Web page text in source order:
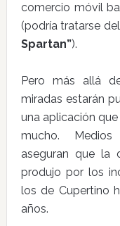
comercio móvil
(podría tratarse
Spartan”).
Pero más allá
miradas estarán
una aplicación
mucho.
aseguran que la
produjo por los
los de Cupertino
años.